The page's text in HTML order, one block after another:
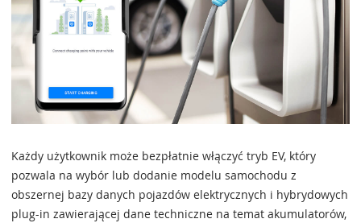
Każdy użytkownik może bezpłatnie włączyć tryb EV, który
pozwala na wybór lub dodanie modelu samochodu z
obszernej bazy danych pojazdów elektrycznych i hybrydowych
plug-in zawierającej dane techniczne na temat akumulatorów,